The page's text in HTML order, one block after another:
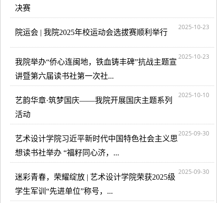
决赛
2025-10-23
院运会 | 我院2025年校运动会选拔赛顺利举行
2025-10-23
我院举办“侨心连闽地，铁血铸丰碑”抗战主题宣
讲暨第六届读书社第一次社...
2025-10-10
艺韵华章·筑梦国庆——我院开展国庆主题系列
活动
2025-09-30
艺术设计学院习近平新时代中国特色社会主义思
想读书社举办 “福籽同心济，...
2025-09-30
迷彩青春，荣耀绽放 | 艺术设计学院荣获2025级
学生军训“先进单位”称号，...